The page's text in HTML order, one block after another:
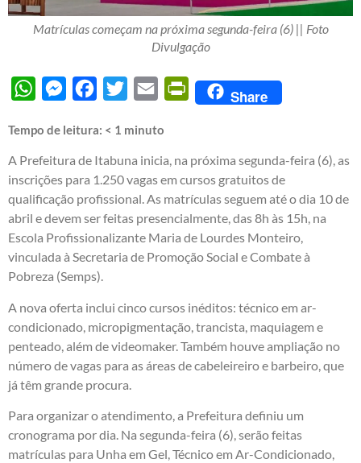
Matrículas começam na próxima segunda-feira (6) || Foto
Divulgação
WhatsAppMessengerFacebook
Twitter Email PrintFriendly
Share
Tempo de leitura: < 1 minuto
A Prefeitura de Itabuna inicia, na próxima segunda-feira (6), as
inscrições para 1.250 vagas em cursos gratuitos de
qualificação profissional. As matrículas seguem até o dia 10 de
abril e devem ser feitas presencialmente, das 8h às 15h, na
Escola Profissionalizante Maria de Lourdes Monteiro,
vinculada à Secretaria de Promoção Social e Combate à
Pobreza (Semps).
A nova oferta inclui cinco cursos inéditos: técnico em ar-
condicionado, micropigmentação, trancista, maquiagem e
penteado, além de videomaker. Também houve ampliação no
número de vagas para as áreas de cabeleireiro e barbeiro, que
já têm grande procura.
Para organizar o atendimento, a Prefeitura definiu um
cronograma por dia. Na segunda-feira (6), serão feitas
matrículas para Unha em Gel, Técnico em Ar-Condicionado,